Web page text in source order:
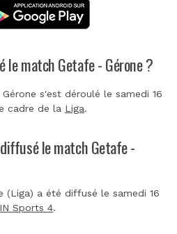
le match Getafe - Gérone ?
s'est déroulé le samedi 16
cadre de la Liga.
le match Getafe -
(Liga) a été diffusé le samedi 16
Sports 4.